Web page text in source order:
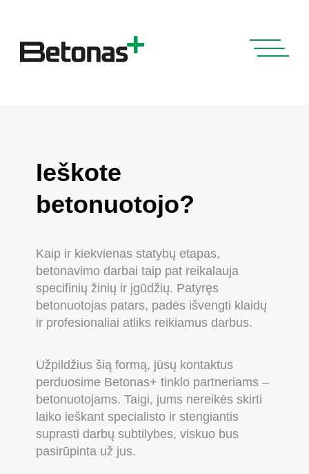
Ieškote
betonuotojo?
Kaip ir kiekvienas statybų etapas,
betonavimo darbai taip pat reikalauja
specifinių žinių ir įgūdžių. Patyręs
betonuotojas patars, padės išvengti klaidų
ir profesionaliai atliks reikiamus darbus.
Užpildžius šią formą, jūsų kontaktus
perduosime Betonas+ tinklo partneriams –
betonuotojams. Taigi, jums nereikės skirti
laiko ieškant specialisto ir stengiantis
suprasti darbų subtilybes, viskuo bus
pasirūpinta už jus.